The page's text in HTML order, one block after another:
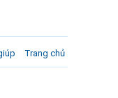
Trang chủ